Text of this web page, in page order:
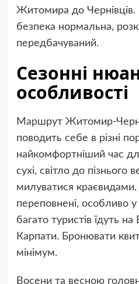
Житомира до Чернівців.
безпека нормальна,
передбачуваний.
Сезонні
особливості
Маршрут Житомир-
поводить себе в різні
найкомфортніший час
сухі, світло до пізнього
милуватися
переповнені, особливо у
багато туристів їдуть
Карпати. Бронювати
мінімум.
Восени та весною